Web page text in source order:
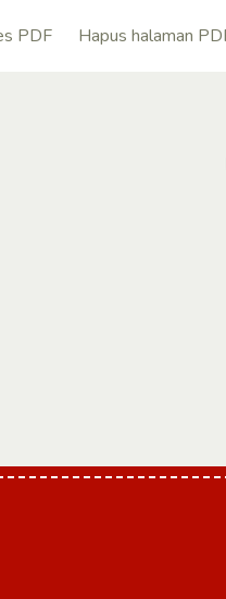
PDF Hapus halaman